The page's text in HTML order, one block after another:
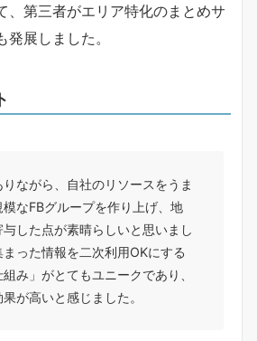
、第三者がエリア特化のまとめサ
展しました。
ながら、自社のリソースをうま
模なFBグループを作り上げ、地
した点が素晴らしいと思いまし
った情報を二次利用OKにする
み」がとてもユニークであり、
が高いと感じました。